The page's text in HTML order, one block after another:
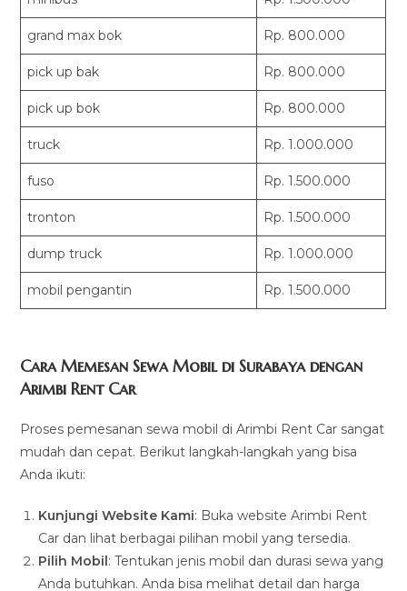
grand max bok Rp. 800.000
pick up bak Rp. 800.000
pick up bok Rp. 800.000
truck Rp. 1.000.000
fuso Rp. 1.500.000
tronton Rp. 1.500.000
dump truck Rp. 1.000.000
mobil pengantin Rp. 1.500.000
Cara Memesan Sewa Mobil di Surabaya dengan
Arimbi Rent Car
Proses pemesanan sewa mobil di Arimbi Rent Car sangat
mudah dan cepat. Berikut langkah-langkah yang bisa
Anda ikuti:
Kunjungi Website Kami: Buka website Arimbi Rent
Car dan lihat berbagai pilihan mobil yang tersedia.
Pilih Mobil : Tentukan jenis mobil dan durasi sewa yang
Anda butuhkan. Anda bisa melihat detail dan harga